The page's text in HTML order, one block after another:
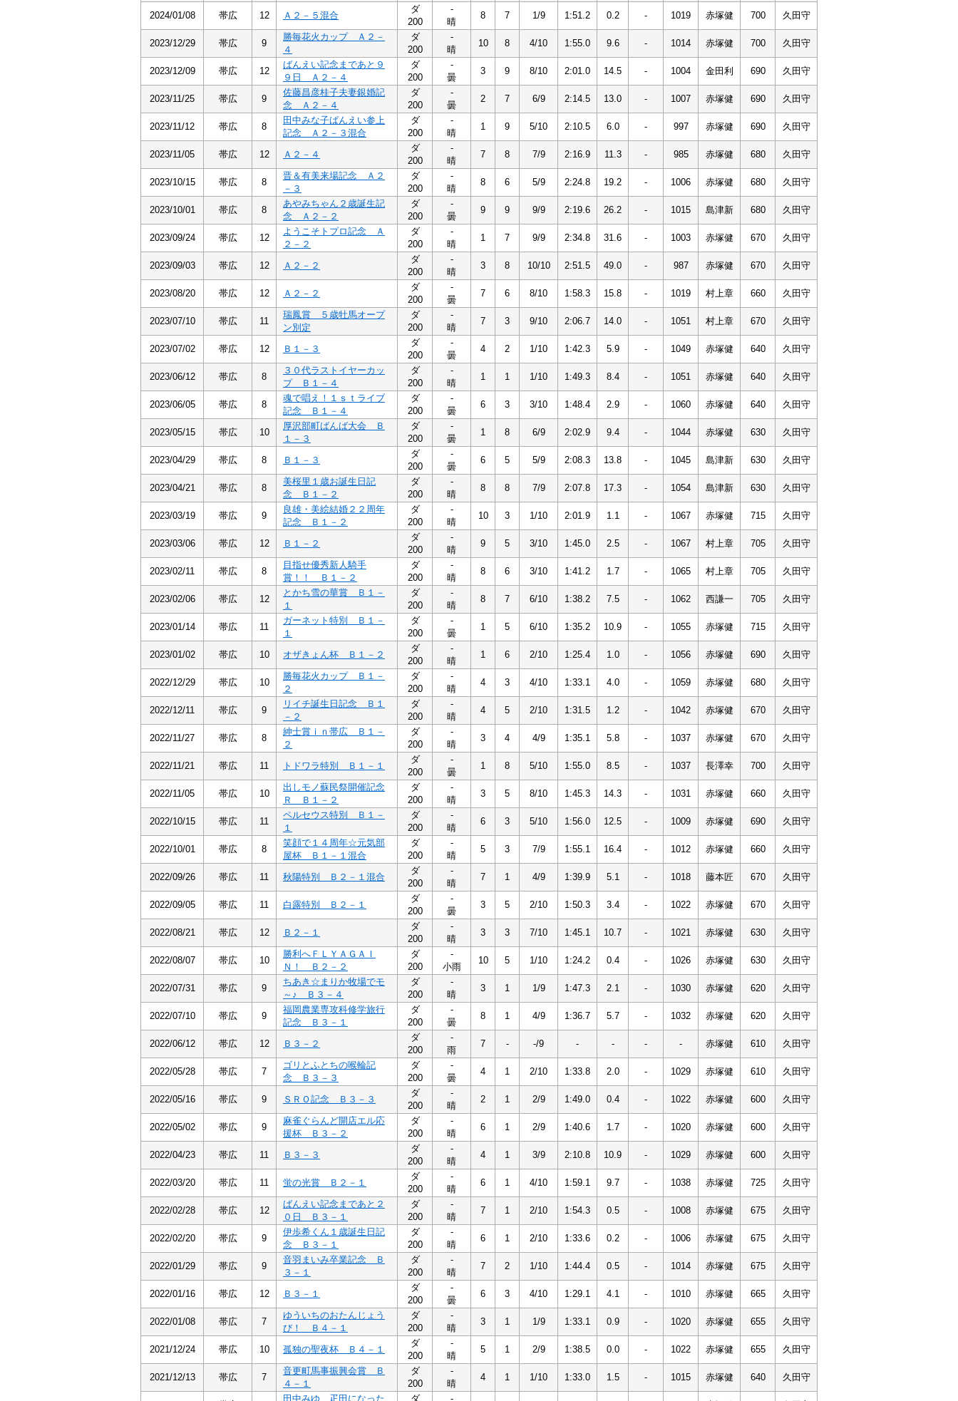
2024/01/08 帯広 12 Ａ２－５混合
ダ
200
-
晴
8 7 1/9 1:51.2 0.2 - 1019 赤塚健 700 久田守
2023/12/29 帯広 9
勝毎花火カップ Ａ２－
４
ダ
200
-
晴
10 8 4/10 1:55.0 9.6 - 1014 赤塚健 700 久田守
2023/12/09 帯広 12
ばんえい記念まであと９
９日 Ａ２－４
ダ
200
-
曇
3 9 8/10 2:01.0 14.5 - 1004 金田利 690 久田守
2023/11/25 帯広 9
佐藤昌彦桂子夫妻銀婚記
念 Ａ２－４
ダ
200
-
曇
2 7 6/9 2:14.5 13.0 - 1007 赤塚健 690 久田守
2023/11/12 帯広 8
田中みな子ばんえい参上
記念 Ａ２－３混合
ダ
200
-
晴
1 9 5/10 2:10.5 6.0 - 997 赤塚健 690 久田守
2023/11/05 帯広 12 Ａ２－４
ダ
200
-
晴
7 8 7/9 2:16.9 11.3 - 985 赤塚健 680 久田守
2023/10/15 帯広 8
晋＆有美来場記念 Ａ２
－３
ダ
200
-
晴
8 6 5/9 2:24.8 19.2 - 1006 赤塚健 680 久田守
2023/10/01 帯広 8
あやみちゃん２歳誕生記
念 Ａ２－２
ダ
200
-
曇
9 9 9/9 2:19.6 26.2 - 1015 島津新 680 久田守
2023/09/24 帯広 12
ようこそトプロ記念 Ａ
２－２
ダ
200
-
晴
1 7 9/9 2:34.8 31.6 - 1003 赤塚健 670 久田守
2023/09/03 帯広 12 Ａ２－２
ダ
200
-
晴
3 8 10/10 2:51.5 49.0 - 987 赤塚健 670 久田守
2023/08/20 帯広 12 Ａ２－２
ダ
200
-
曇
7 6 8/10 1:58.3 15.8 - 1019 村上章 660 久田守
2023/07/10 帯広 11
瑞鳳賞 ５歳牡馬オープ
ン別定
ダ
200
-
晴
7 3 9/10 2:06.7 14.0 - 1051 村上章 670 久田守
2023/07/02 帯広 12 Ｂ１－３
ダ
200
-
曇
4 2 1/10 1:42.3 5.9 - 1049 赤塚健 640 久田守
2023/06/12 帯広 8
３０代ラストイヤーカッ
プ Ｂ１－４
ダ
200
-
晴
1 1 1/10 1:49.3 8.4 - 1051 赤塚健 640 久田守
2023/06/05 帯広 8
魂で唱え！１ｓｔライブ
記念 Ｂ１－４
ダ
200
-
曇
6 3 3/10 1:48.4 2.9 - 1060 赤塚健 640 久田守
2023/05/15 帯広 10
厚沢部町ばんば大会 Ｂ
１－３
ダ
200
-
曇
1 8 6/9 2:02.9 9.4 - 1044 赤塚健 630 久田守
2023/04/29 帯広 8 Ｂ１－３
ダ
200
-
曇
6 5 5/9 2:08.3 13.8 - 1045 島津新 630 久田守
2023/04/21 帯広 8
美桜里１歳お誕生日記
念 Ｂ１－２
ダ
200
-
晴
8 8 7/9 2:07.8 17.3 - 1054 島津新 630 久田守
2023/03/19 帯広 9
良雄・美絵結婚２２周年
記念 Ｂ１－２
ダ
200
-
晴
10 3 1/10 2:01.9 1.1 - 1067 赤塚健 715 久田守
2023/03/06 帯広 12 Ｂ１－２
ダ
200
-
晴
9 5 3/10 1:45.0 2.5 - 1067 村上章 705 久田守
2023/02/11 帯広 8
目指せ優秀新人騎手
賞！！ Ｂ１－２
ダ
200
-
晴
8 6 3/10 1:41.2 1.7 - 1065 村上章 705 久田守
2023/02/06 帯広 12
とかち雪の華賞 Ｂ１－
１
ダ
200
-
晴
8 7 6/10 1:38.2 7.5 - 1062 西謙一 705 久田守
2023/01/14 帯広 11
ガーネット特別 Ｂ１－
１
ダ
200
-
曇
1 5 6/10 1:35.2 10.9 - 1055 赤塚健 715 久田守
2023/01/02 帯広 10 オザきょん杯 Ｂ１－２
ダ
200
-
晴
1 6 2/10 1:25.4 1.0 - 1056 赤塚健 690 久田守
2022/12/29 帯広 10
勝毎花火カップ Ｂ１－
２
ダ
200
-
晴
4 3 4/10 1:33.1 4.0 - 1059 赤塚健 680 久田守
2022/12/11 帯広 9
リイチ誕生日記念 Ｂ１
－２
ダ
200
-
晴
4 5 2/10 1:31.5 1.2 - 1042 赤塚健 670 久田守
2022/11/27 帯広 8
紳士賞ｉｎ帯広 Ｂ１－
２
ダ
200
-
晴
3 4 4/9 1:35.1 5.8 - 1037 赤塚健 670 久田守
2022/11/21 帯広 11 トドワラ特別 Ｂ１－１
ダ
200
-
曇
1 8 5/10 1:55.0 8.5 - 1037 長澤幸 700 久田守
2022/11/05 帯広 10
出しモノ蘇民祭開催記念
Ｒ Ｂ１－２
ダ
200
-
晴
3 5 8/10 1:45.3 14.3 - 1031 赤塚健 660 久田守
2022/10/15 帯広 11
ペルセウス特別 Ｂ１－
１
ダ
200
-
晴
6 3 5/10 1:56.0 12.5 - 1009 赤塚健 690 久田守
2022/10/01 帯広 8
笑顔で１４周年☆元気部
屋杯 Ｂ１－１混合
ダ
200
-
晴
5 3 7/9 1:55.1 16.4 - 1012 赤塚健 660 久田守
2022/09/26 帯広 11 秋陽特別 Ｂ２－１混合
ダ
200
-
晴
7 1 4/9 1:39.9 5.1 - 1018 藤本匠 670 久田守
2022/09/05 帯広 11 白露特別 Ｂ２－１
ダ
200
-
曇
3 5 2/10 1:50.3 3.4 - 1022 赤塚健 670 久田守
2022/08/21 帯広 12 Ｂ２－１
ダ
200
-
晴
3 3 7/10 1:45.1 10.7 - 1021 赤塚健 630 久田守
2022/08/07 帯広 10
勝利へＦＬＹＡＧＡＩ
Ｎ！ Ｂ２－２
ダ
200
-
小雨
10 5 1/10 1:24.2 0.4 - 1026 赤塚健 630 久田守
2022/07/31 帯広 9
ちあき☆まりか牧場でモ
～♪ Ｂ３－４
ダ
200
-
晴
3 1 1/9 1:47.3 2.1 - 1030 赤塚健 620 久田守
2022/07/10 帯広 9
福岡農業専攻科修学旅行
記念 Ｂ３－１
ダ
200
-
曇
8 1 4/9 1:36.7 5.7 - 1032 赤塚健 620 久田守
2022/06/12 帯広 12 Ｂ３－２
ダ
200
-
雨
7 - -/9 - - - - 赤塚健 610 久田守
2022/05/28 帯広 7
ゴリとふとちの喉輪記
念 Ｂ３－３
ダ
200
-
曇
4 1 2/10 1:33.8 2.0 - 1029 赤塚健 610 久田守
2022/05/16 帯広 9 ＳＲＯ記念 Ｂ３－３
ダ
200
-
晴
2 1 2/9 1:49.0 0.4 - 1022 赤塚健 600 久田守
2022/05/02 帯広 9
麻雀ぐらんど開店エル応
援杯 Ｂ３－２
ダ
200
-
晴
6 1 2/9 1:40.6 1.7 - 1020 赤塚健 600 久田守
2022/04/23 帯広 11 Ｂ３－３
ダ
200
-
晴
4 1 3/9 2:10.8 10.9 - 1029 赤塚健 600 久田守
2022/03/20 帯広 11 蛍の光賞 Ｂ２－１
ダ
200
-
晴
6 1 4/10 1:59.1 9.7 - 1038 赤塚健 725 久田守
2022/02/28 帯広 12
ばんえい記念まであと２
０日 Ｂ３－１
ダ
200
-
晴
7 1 2/10 1:54.3 0.5 - 1008 赤塚健 675 久田守
2022/02/20 帯広 9
伊歩希くん１歳誕生日記
念 Ｂ３－１
ダ
200
-
晴
6 1 2/10 1:33.6 0.2 - 1006 赤塚健 675 久田守
2022/01/29 帯広 9
音羽まいみ卒業記念 Ｂ
３－１
ダ
200
-
晴
7 2 1/10 1:44.4 0.5 - 1014 赤塚健 675 久田守
2022/01/16 帯広 12 Ｂ３－１
ダ
200
-
曇
6 3 4/10 1:29.1 4.1 - 1010 赤塚健 665 久田守
2022/01/08 帯広 7
ゆういちのおたんじょう
び！ Ｂ４－１
ダ
200
-
晴
3 1 1/9 1:33.1 0.9 - 1020 赤塚健 655 久田守
2021/12/24 帯広 10 孤独の聖夜杯 Ｂ４－１
ダ
200
-
晴
5 1 2/9 1:38.5 0.0 - 1022 赤塚健 655 久田守
2021/12/13 帯広 7
音更町馬事振興会賞 Ｂ
４－１
ダ
200
-
晴
4 1 1/10 1:33.0 1.5 - 1015 赤塚健 640 久田守
田中みゆ、疋田になった ダ -